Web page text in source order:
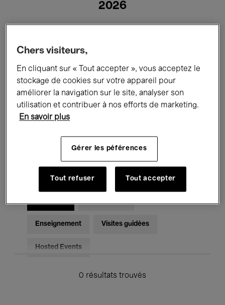
2026
Tous les événements Concerts
Expositions Films Performances
Rencontres & Débats
Musique classique Global Music
Musique électronique
Enseignement Visites guidées
Hosted Events
0 résultats trouvés
Chers visiteurs,
En cliquant sur « Tout accepter », vous acceptez le
stockage de cookies sur votre appareil pour
améliorer la navigation sur le site, analyser son
utilisation et contribuer à nos efforts de marketing.
En savoir plus
Gérer les péférences
Tout refuser Tout accepter